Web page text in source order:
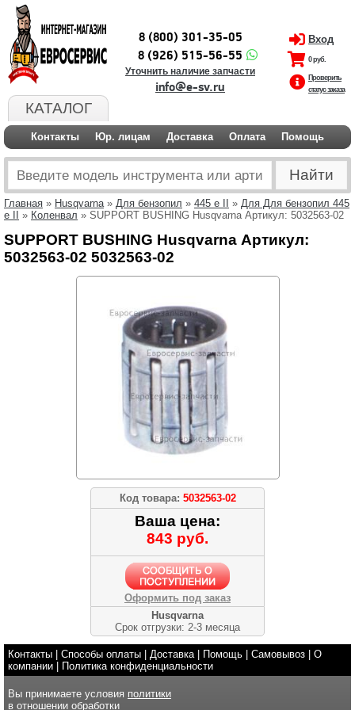
КАТАЛОГ
8 (800) 301-35-05
8 (926) 515-56-55
Уточнить наличие запчасти
info@e-sv.ru
Вход
0 руб.
Проверить
статус заказа
Контакты Юр. лицам Доставка Оплата Помощь
Главная » Husqvarna» Для бензопил » 445 e II » Для Для бензопил 445
e II
» Коленвал » SUPPORT BUSHING Husqvarna Артикул: 5032563-02
SUPPORT BUSHING Husqvarna Артикул:
5032563-02 5032563-02
Код товара: 5032563-02
Ваша цена:
843 руб.
Оформить под заказ
Husqvarna
Срок отгрузки: 2-3 месяца
Контакты Способы оплаты Доставка| Помощь Самовывоз
О
компании
Политика конфиденциальности
Вы принимаете условия политики
в отношении обработки